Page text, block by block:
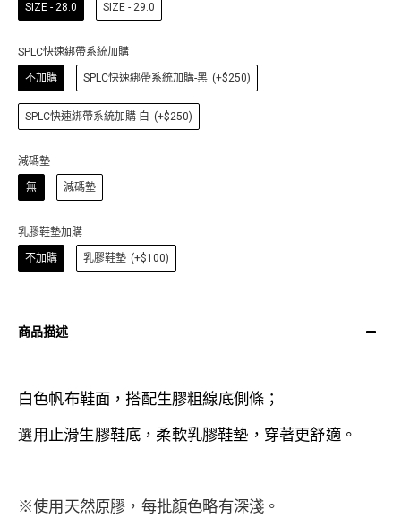
SIZE - 28.0 SIZE - 29.0
SPLC快速綁帶系統加購
不加購 SPLC快速綁帶系統加購-黑 (+$250)
SPLC快速綁帶系統加購-白 (+$250)
減碼墊
無 減碼墊
乳膠鞋墊加購
不加購 乳膠鞋墊 (+$100)
商品描述
白色帆布鞋面，搭配生膠粗線底側條；
選用止滑生膠鞋底， 柔軟乳膠鞋墊 ， 穿著更舒適。
※使用天然原膠，每批顏色略有深淺。